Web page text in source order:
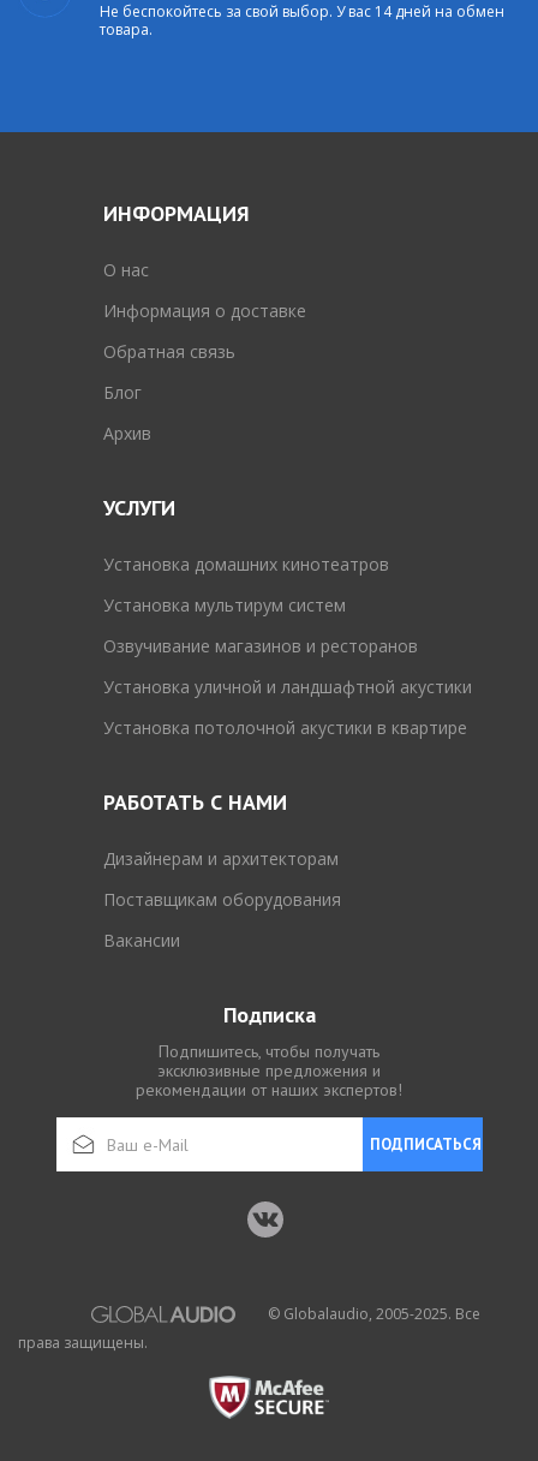
Не беспокойтесь за свой выбор. У вас 14 дней на обмен
товара.
ИНФОРМАЦИЯ
O нас
Информация о доставке
Обратная связь
Блог
Архив
УСЛУГИ
Установка домашних кинотеатров
Установка мультирум систем
Озвучивание магазинов и ресторанов
Установка уличной и ландшафтной акустики
Установка потолочной акустики в квартире
РАБОТАТЬ С НАМИ
Дизайнерам и архитекторам
Поставщикам оборудования
Вакансии
Подписка
Подпишитесь, чтобы получать
эксклюзивные предложения и
рекомендации от наших экспертов!
ПОДПИСАТЬСЯ
© Globalaudio, 2005-2025. Все
права защищены.